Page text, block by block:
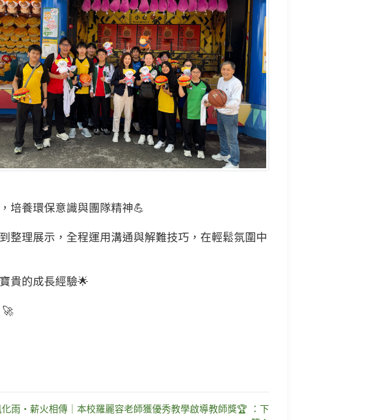
培養環保意識與團隊精神💪
整理展示，全程運用溝通與解難技巧，在輕鬆氛圍中
貴的成長經驗🌟
🚀
雨・薪火相傳｜本校羅麗容老師獲優秀教學啟導教師獎🏆 ：下